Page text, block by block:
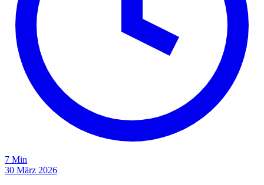
7 Min
30 März 2026